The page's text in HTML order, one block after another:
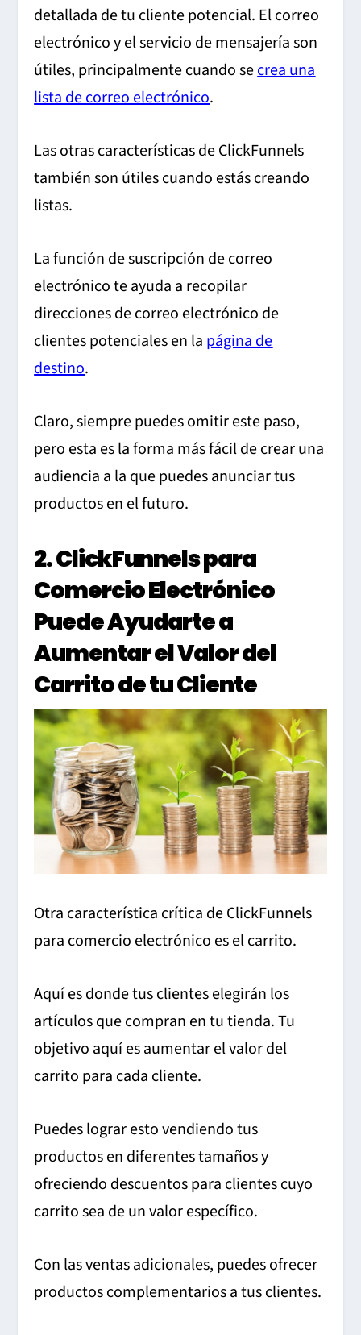
detallada de tu cliente potencial. El correo
electrónico y el servicio de mensajería son
útiles, principalmente cuando secrea una
lista de correo electrónico.
Las otras características de ClickFunnels
también son útiles cuando estás creando
listas.
La función de suscripción de correo
electrónico te ayuda a recopilar
direcciones de correo electrónico de
clientes potenciales en la página de
destino.
Claro, siempre puedes omitir este paso,
pero esta es la forma más fácil de crear una
audiencia a la que puedes anunciar tus
productos en el futuro.
2. ClickFunnels para
Comercio Electrónico
Puede Ayudarte a
Aumentar el Valor del
Carrito de tu Cliente
Otra característica crítica de ClickFunnels
para comercio electrónico es el carrito.
Aquí es donde tus clientes elegirán los
artículos que compran en tu tienda. Tu
objetivo aquí es aumentar el valor del
carrito para cada cliente.
Puedes lograr esto vendiendo tus
productos en diferentes tamaños y
ofreciendo descuentos para clientes cuyo
carrito sea de un valor específico.
Con las ventas adicionales, puedes ofrecer
productos complementarios a tus clientes.